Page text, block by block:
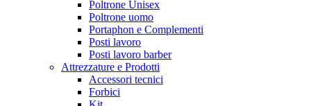
Poltrone Unisex
Poltrone uomo
Portaphon e Complementi
Posti lavoro
Posti lavoro barber
Attrezzature e Prodotti
Accessori tecnici
Forbici